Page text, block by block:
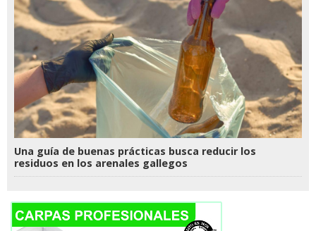
Una guía de buenas prácticas busca reducir los
residuos en los arenales gallegos